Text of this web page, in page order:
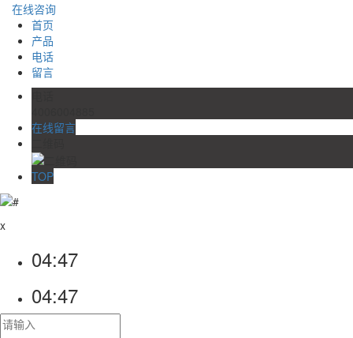
在线咨询
首页
产品
电话
留言
在线留言
TOP
x
04:47
04:47